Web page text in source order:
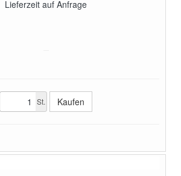
Lieferzeit auf Anfrage
St.